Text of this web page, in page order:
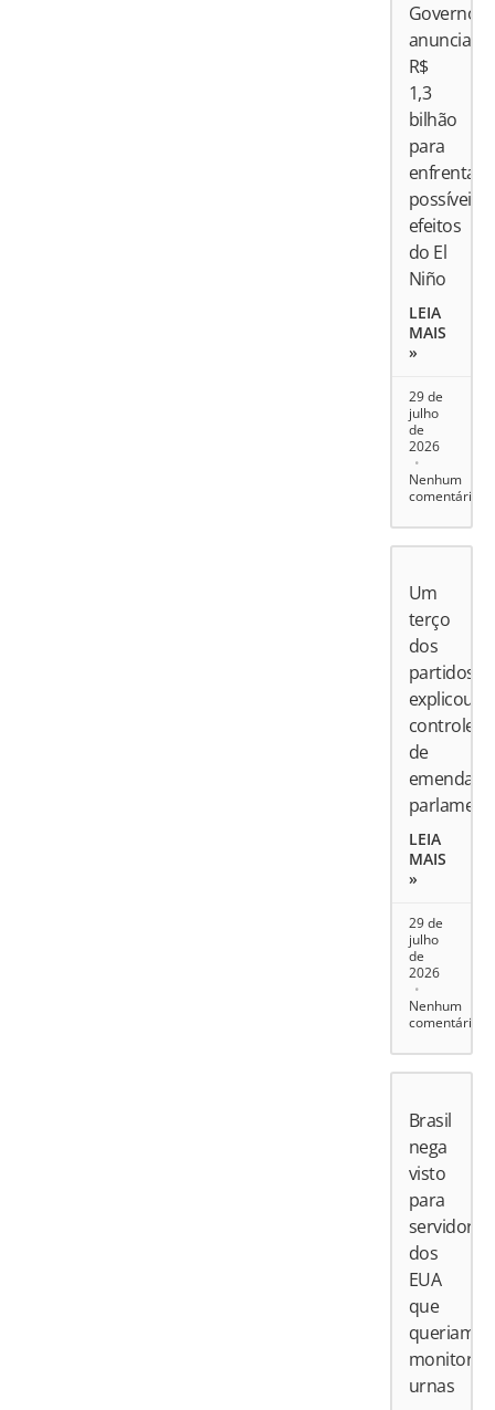
Governo
anuncia
R$
1,3
bilhão
para
enfrentar
possíveis
efeitos
do El
Niño
LEIA
MAIS
»
29 de
julho
de
2026
Nenhum
comentário
Um
terço
dos
partidos
explicou
controle
de
emendas
LEIA
MAIS
»
29 de
julho
de
2026
Nenhum
comentário
Brasil
nega
visto
para
servidores
dos
EUA
que
queriam
monitorar
urnas